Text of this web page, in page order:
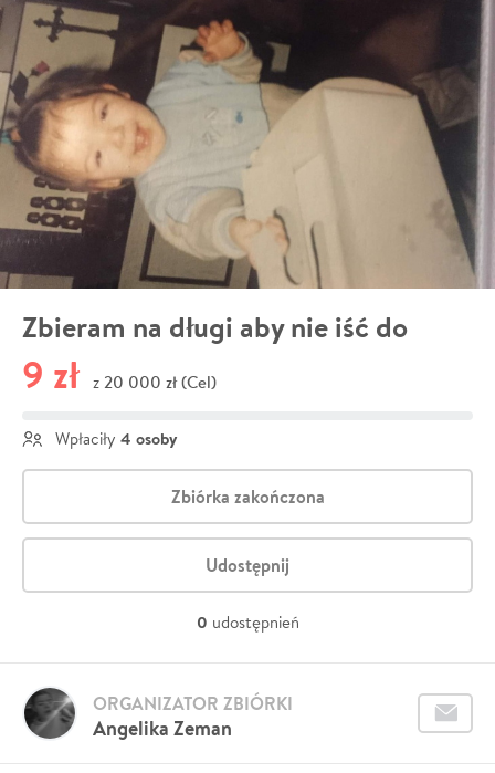
Zbieram na długi aby nie iść do
9 zł z 20 000 zł (Cel)
Wpłaciły 4 osoby
Zbiórka zakończona
Udostępnij
0 udostępnień
Angelika Zeman
ORGANIZATOR ZBIÓRKI